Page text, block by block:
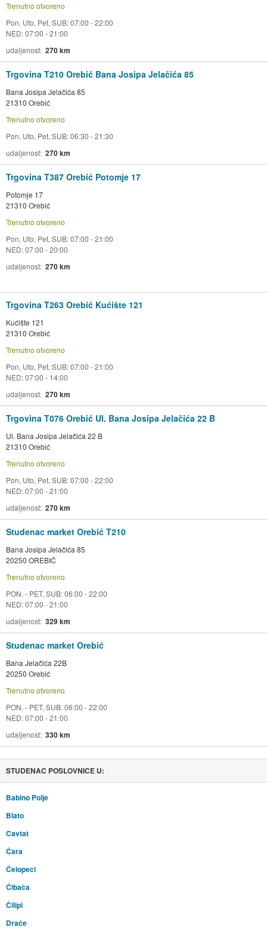
Trenutno otvoreno
Pon, Uto, Pet, SUB: 07:00 - 22:00
NED: 07:00 - 21:00
udaljenost 270 km
Trgovina T210 Orebić Bana Josipa Jelačića 85
Bana Josipa Jelačića 85
21310 Orebić
Trenutno otvoreno
Pon, Uto, Pet, SUB: 06:30 - 21:30
udaljenost 270 km
Trgovina T387 Orebić Potomje 17
Potomje 17
21310 Orebić
Trenutno otvoreno
Pon, Uto, Pet, SUB: 07:00 - 21:00
NED: 07:00 - 20:00
udaljenost 270 km
Trgovina T263 Orebić Kućište 121
Kućište 121
21310 Orebić
Trenutno otvoreno
Pon, Uto, Pet, SUB: 07:00 - 21:00
NED: 07:00 - 14:00
udaljenost 270 km
Trgovina T076 Orebić Ul. Bana Josipa Jelačića 22 B
Ul. Bana Josipa Jelačića 22 B
21310 Orebić
Trenutno otvoreno
Pon, Uto, Pet, SUB: 07:00 - 22:00
NED: 07:00 - 21:00
udaljenost 270 km
Studenac market Orebić T210
Bana Josipa Jelačića 85
20250 OREBIĆ
Trenutno otvoreno
PON. - PET, SUB: 06:00 - 22:00
NED: 07:00 - 21:00
udaljenost 329 km
Studenac market Orebić
Bana Jelačića 22B
20250 Orebić
Trenutno otvoreno
PON. - PET, SUB: 06:00 - 22:00
NED: 07:00 - 21:00
udaljenost 330 km
STUDENAC POSLOVNICE U:
Babino Polje
Blato
Cavtat
Čara
Čelopeci
Čibača
Čilipi
Drače